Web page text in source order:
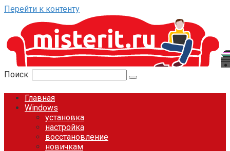
Перейти к контенту
Поиск:
Главная
Windows
установка
настройка
восстановление
новичкам